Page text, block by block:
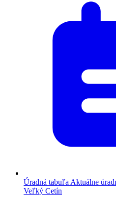
Úradná tabuľa Aktuálne
Veľký Cetín